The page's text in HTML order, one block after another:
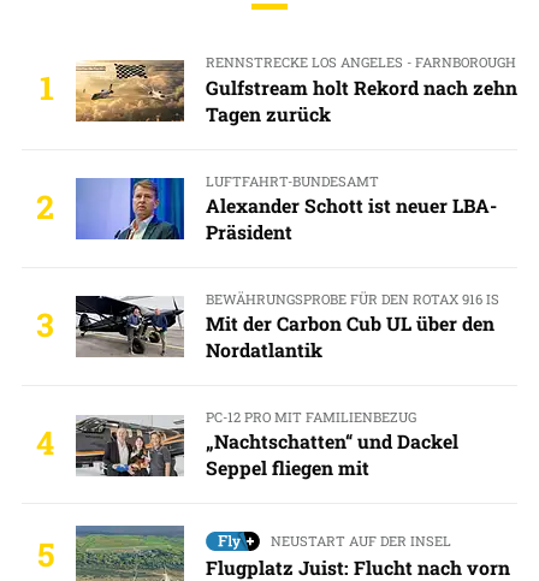
1
RENNSTRECKE LOS ANGELES - FARNBOROUGH
Gulfstream holt Rekord nach zehn
Tagen zurück
2
LUFTFAHRT-BUNDESAMT
Alexander Schott ist neuer LBA-
Präsident
3
BEWÄHRUNGSPROBE FÜR DEN ROTAX 916 IS
Mit der Carbon Cub UL über den
Nordatlantik
4
PC-12 PRO MIT FAMILIENBEZUG
„Nachtschatten“ und Dackel
Seppel fliegen mit
5 NEUSTART AUF DER INSEL
Flugplatz Juist: Flucht nach vorn